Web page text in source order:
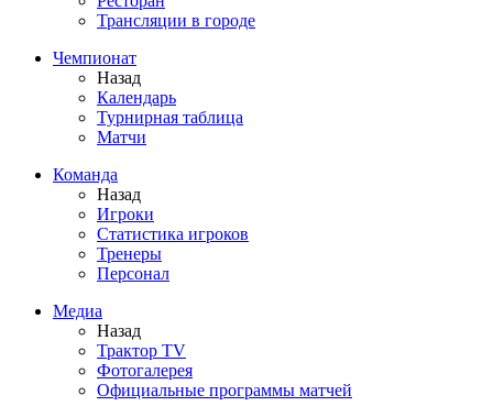
Трансляции в городе
Чемпионат
Назад
Календарь
Турнирная таблица
Матчи
Команда
Назад
Игроки
Статистика игроков
Тренеры
Персонал
Медиа
Назад
Трактор TV
Фотогалерея
Официальные программы матчей